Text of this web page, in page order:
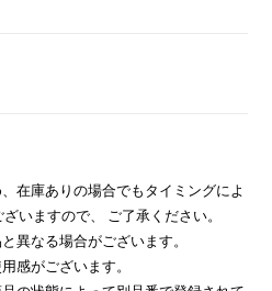
在庫ありの場合でもタイミングによ
いますので、 ご了承ください。
異なる場合がございます。
感がございます。